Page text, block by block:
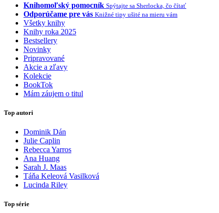
Knihomoľský pomocník Spýtajte sa Sherlocka, čo čítať
Odporúčame pre vás Knižné tipy ušité na mieru vám
Všetky knihy
Knihy roka 2025
Bestsellery
Novinky
Pripravované
Akcie a zľavy
Kolekcie
BookTok
Mám záujem o titul
Top autori
Dominik Dán
Julie Caplin
Rebecca Yarros
Ana Huang
Sarah J. Maas
Táňa Keleová Vasilková
Lucinda Riley
Top série